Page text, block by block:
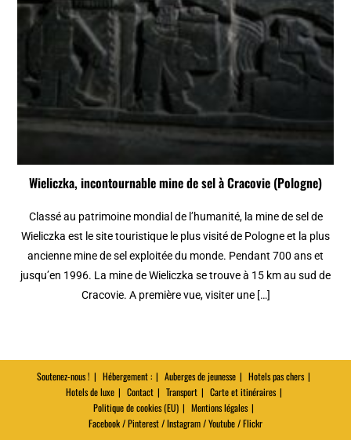
Wieliczka, incontournable mine de sel à Cracovie (Pologne)
Classé au patrimoine mondial de l’humanité, la mine de sel de
Wieliczka est le site touristique le plus visité de Pologne et la plus
ancienne mine de sel exploitée du monde. Pendant 700 ans et
jusqu’en 1996. La mine de Wieliczka se trouve à 15 km au sud de
Cracovie. A première vue, visiter une […]
Soutenez-nous ! Hébergement : Auberges de jeunesse
Hotels pas chers
Hotels de luxe
Contact Transport
Carte et itinéraires
Politique de cookies (EU)
Mentions légales
Facebook / Pinterest / Instagram / Youtube / Flickr